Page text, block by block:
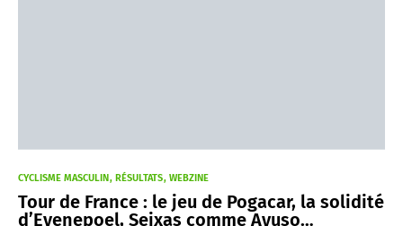
CYCLISME MASCULIN RÉSULTATS WEBZINE
Tour de France : le jeu de Pogacar, la solidité
d’Evenepoel, Seixas comme Ayuso…